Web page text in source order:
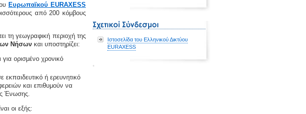
Ευρωπαϊκού EURAXESS
από 200 κόμβους
τη γεωγραφική περιοχή της
Νήσων και υποστηρίζει:
ορισμένο χρονικό
ή ερευνητικό
και επιθυμούν να
Ένωσης.
οι εξής:
Ιστοσελίδα του Ελληνικού Δικτύου
EURAXESS
*